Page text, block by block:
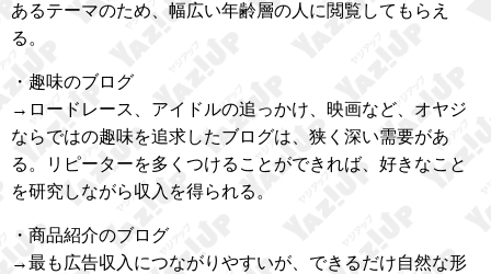
あるテーマのため、幅広い年齢層の人に閲覧してもらえ
る。
・趣味のブログ
→ロードレース、アイドルの追っかけ、映画など、オヤジ
ならではの趣味を追求したブログは、狭く深い需要があ
る。リピーターを多くつけることができれば、好きなこと
を研究しながら収入を得られる。
・商品紹介のブログ
→最も広告収入につながりやすいが、できるだけ自然な形